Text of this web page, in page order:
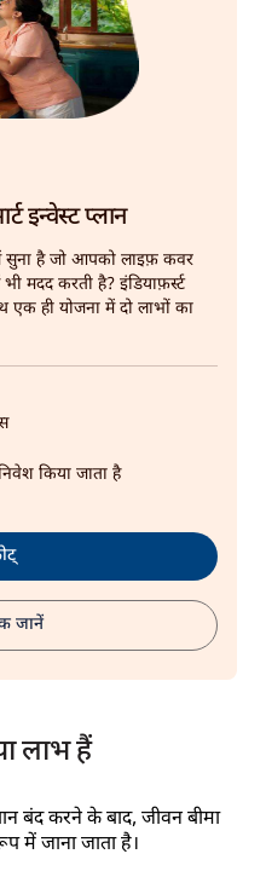
इन्वेस्ट प्लान
सुना है जो आपको लाइफ़ कवर
मदद करती है? इंडियाफ़र्स्ट
एक ही योजना में दो लाभों का
किया जाता है
जानें
लाभ हैं
बंद करने के बाद, जीवन बीमा
में जाना जाता है।